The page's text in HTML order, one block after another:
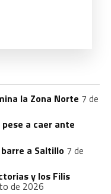
la Zona Norte 7 de
a caer ante
a Saltillo 7 de
y los Filis
de 2026